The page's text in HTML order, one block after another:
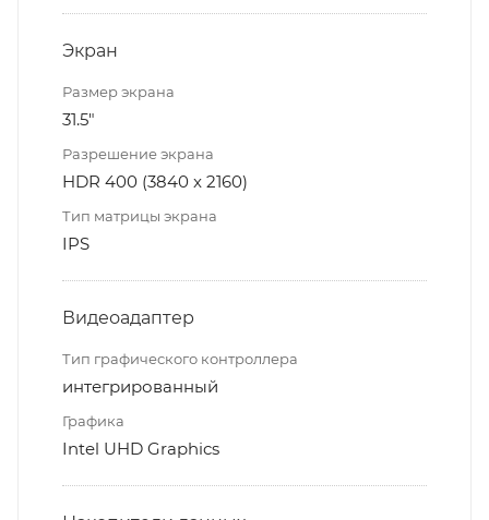
Экран
Размер экрана
31.5"
Разрешение экрана
HDR 400 (3840 x 2160)
Тип матрицы экрана
IPS
Видеоадаптер
Тип графического контроллера
интегрированный
Графика
Intel UHD Graphics